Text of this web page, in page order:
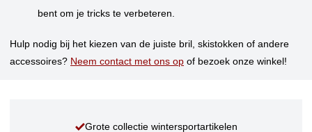
bent om je tricks te verbeteren.
Hulp nodig bij het kiezen van de juiste bril, skistokken of andere
accessoires? Neem contact met ons op of bezoek onze winkel!
Grote collectie wintersportartikelen